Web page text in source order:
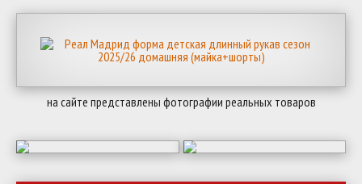
на сайте представлены фотографии реальных товаров